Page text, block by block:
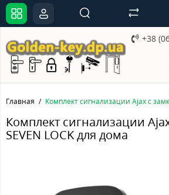
+38
Главная Комплект сигнализации Ajax с
Комплект сигнализации
SEVEN LOCK для дома